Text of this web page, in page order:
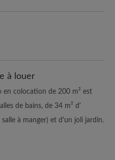
à louer
colocation de 200 m² est
de bains, de 34 m² d'
à manger) et d'un joli jardin.